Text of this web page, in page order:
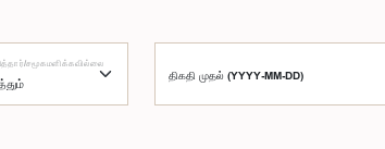
சமூகமளிக்கவில்லை
திகதி முதல் (YYYY-MM-DD)